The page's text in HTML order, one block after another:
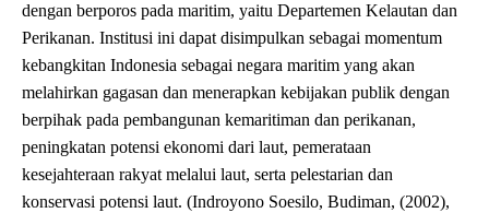
dengan berporos pada maritim, yaitu Departemen Kelautan dan
Perikanan. Institusi ini dapat disimpulkan sebagai momentum
kebangkitan Indonesia sebagai negara maritim yang akan
melahirkan gagasan dan menerapkan kebijakan publik dengan
berpihak pada pembangunan kemaritiman dan perikanan,
peningkatan potensi ekonomi dari laut, pemerataan
kesejahteraan rakyat melalui laut, serta pelestarian dan
konservasi potensi laut. (Indroyono Soesilo, Budiman, (2002),